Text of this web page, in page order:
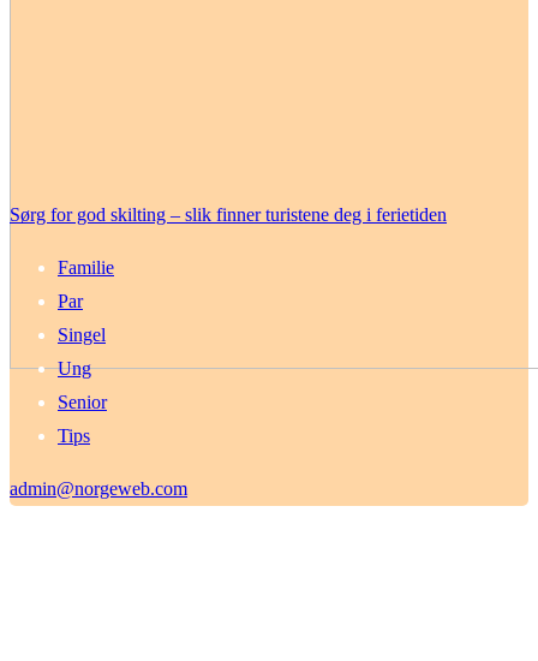
Sørg for god skilting – slik finner turistene deg i ferietiden
Familie
Par
Singel
Ung
Senior
Tips
admin@norgeweb.com